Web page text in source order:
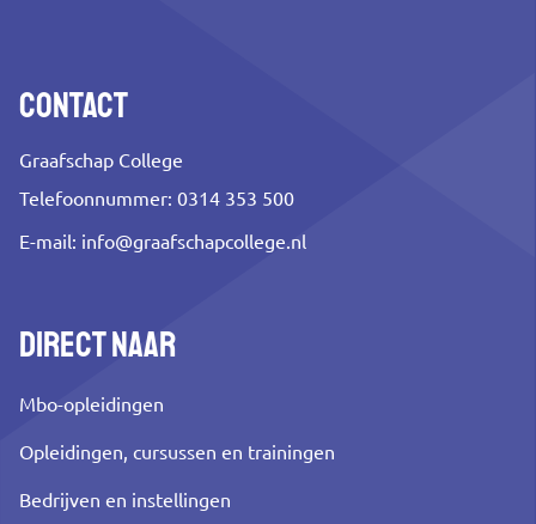
Contact
Graafschap College
Telefoonnummer: 0314 353 500
E-mail: info@graafschapcollege.nl
Direct naar
Mbo-opleidingen
Opleidingen, cursussen en trainingen
Bedrijven en instellingen